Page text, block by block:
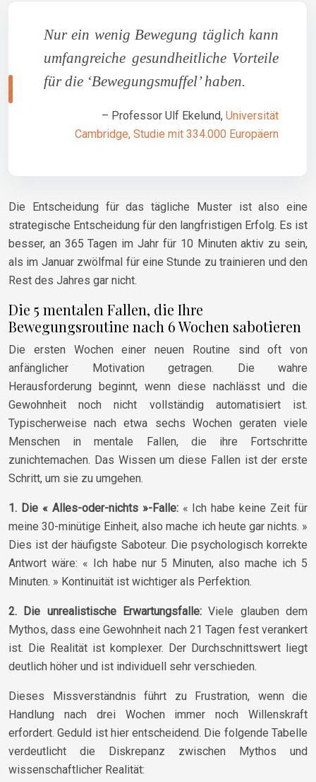
Nur ein wenig Bewegung täglich kann
umfangreiche gesundheitliche Vorteile
für die ‘Bewegungsmuffel’ haben.
– Professor Ulf Ekelund, Universität
Cambridge, Studie mit 334.000 Europäern
Die Entscheidung für das tägliche Muster ist also eine
strategische Entscheidung für den langfristigen Erfolg. Es ist
besser, an 365 Tagen im Jahr für 10 Minuten aktiv zu sein,
als im Januar zwölfmal für eine Stunde zu trainieren und den
Rest des Jahres gar nicht.
Die 5 mentalen Fallen, die Ihre
Bewegungsroutine nach 6 Wochen sabotieren
Die ersten Wochen einer neuen Routine sind oft von
anfänglicher Motivation getragen. Die wahre
Herausforderung beginnt, wenn diese nachlässt und die
Gewohnheit noch nicht vollständig automatisiert ist.
Typischerweise nach etwa sechs Wochen geraten viele
Menschen in mentale Fallen, die ihre Fortschritte
zunichtemachen. Das Wissen um diese Fallen ist der erste
Schritt, um sie zu umgehen.
1. Die « Alles-oder-nichts »-Falle:« Ich habe keine Zeit für
meine 30-minütige Einheit, also mache ich heute gar nichts. »
Dies ist der häufigste Saboteur. Die psychologisch korrekte
Antwort wäre: « Ich habe nur 5 Minuten, also mache ich 5
Minuten. » Kontinuität ist wichtiger als Perfektion.
2. Die unrealistische Erwartungsfalle: Viele glauben dem
Mythos, dass eine Gewohnheit nach 21 Tagen fest verankert
ist. Die Realität ist komplexer. Der Durchschnittswert liegt
deutlich höher und ist individuell sehr verschieden.
Dieses Missverständnis führt zu Frustration, wenn die
Handlung nach drei Wochen immer noch Willenskraft
erfordert. Geduld ist hier entscheidend. Die folgende Tabelle
verdeutlicht die Diskrepanz zwischen Mythos und
wissenschaftlicher Realität: